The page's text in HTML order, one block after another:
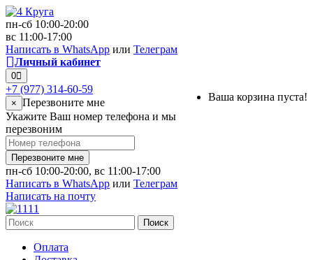
пн-сб 10:00-20:00
вс 11:00-17:00
Написать в WhatsApp или Телеграм
Личный кабинет
0
Ваша корзина пуста!
+7 (977) 314-60-59
× Перезвоните мне
Укажите Ваш номер телефона и мы
перезвоним
Перезвоните мне
пн-сб 10:00-20:00, вс 11:00-17:00
Написать в WhatsApp или Телеграм
Написать на почту
Поиск
Оплата